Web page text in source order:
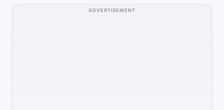
ADVERTISEMENT